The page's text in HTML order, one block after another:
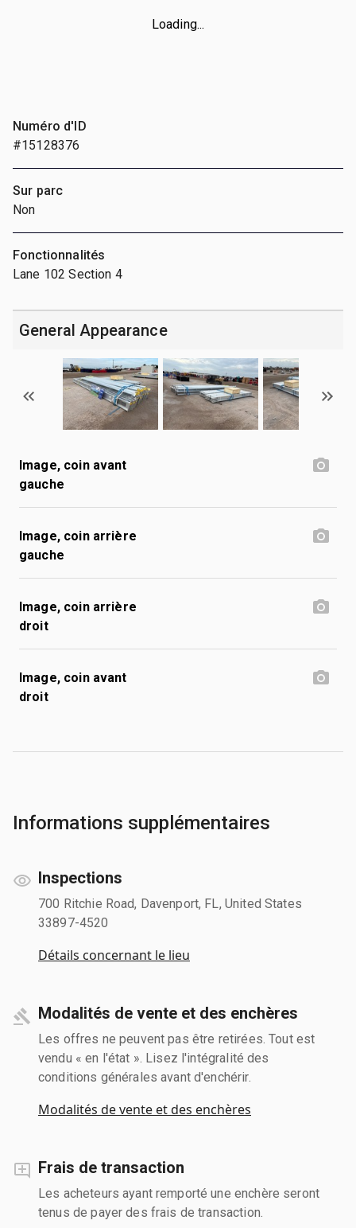
Loading...
Numéro d'ID
#15128376
Sur parc
Non
Fonctionnalités
Lane 102 Section 4
General Appearance
Image, coin avant
gauche
Image, coin arrière
gauche
Image, coin arrière
droit
Image, coin avant
droit
Informations supplémentaires
Inspections
700 Ritchie Road, Davenport, FL, United States
33897-4520
Détails concernant le lieu
Modalités de vente et des enchères
Les offres ne peuvent pas être retirées. Tout est
vendu « en l'état ». Lisez l'intégralité des
conditions générales avant d'enchérir.
Modalités de vente et des enchères
Frais de transaction
Les acheteurs ayant remporté une enchère seront
tenus de payer des frais de transaction.